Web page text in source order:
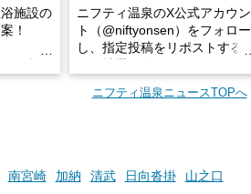
施設の
！
に楽し
おふろ
ニフティ温泉のX公式アカウン
ト（@niftyonsen）をフォロー
し、指定投稿をリポストする
GIFT500円分をプレゼントい
ニフティ温泉ニュースTOPへ
南宮崎 加納 清武 日向沓掛
山之口